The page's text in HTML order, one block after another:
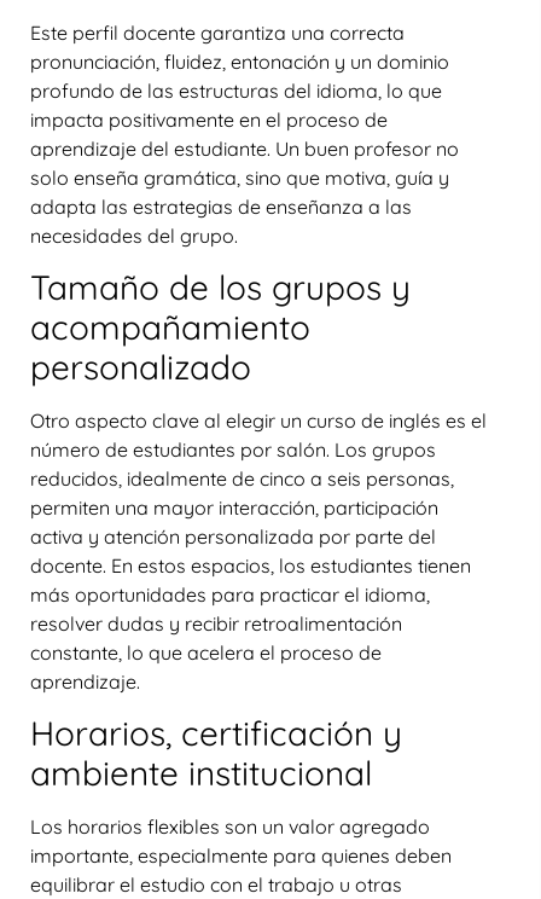
Este perfil docente garantiza una correcta
pronunciación, fluidez, entonación y un dominio
profundo de las estructuras del idioma, lo que
impacta positivamente en el proceso de
aprendizaje del estudiante. Un buen profesor no
solo enseña gramática, sino que motiva, guía y
adapta las estrategias de enseñanza a las
necesidades del grupo.
Tamaño de los grupos y
acompañamiento
personalizado
Otro aspecto clave al elegir un curso de inglés es el
número de estudiantes por salón. Los grupos
reducidos, idealmente de cinco a seis personas,
permiten una mayor interacción, participación
activa y atención personalizada por parte del
docente. En estos espacios, los estudiantes tienen
más oportunidades para practicar el idioma,
resolver dudas y recibir retroalimentación
constante, lo que acelera el proceso de
aprendizaje.
Horarios, certificación y
ambiente institucional
Los horarios flexibles son un valor agregado
importante, especialmente para quienes deben
equilibrar el estudio con el trabajo u otras